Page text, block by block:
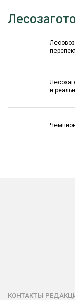
и
КОНТАКТЫ